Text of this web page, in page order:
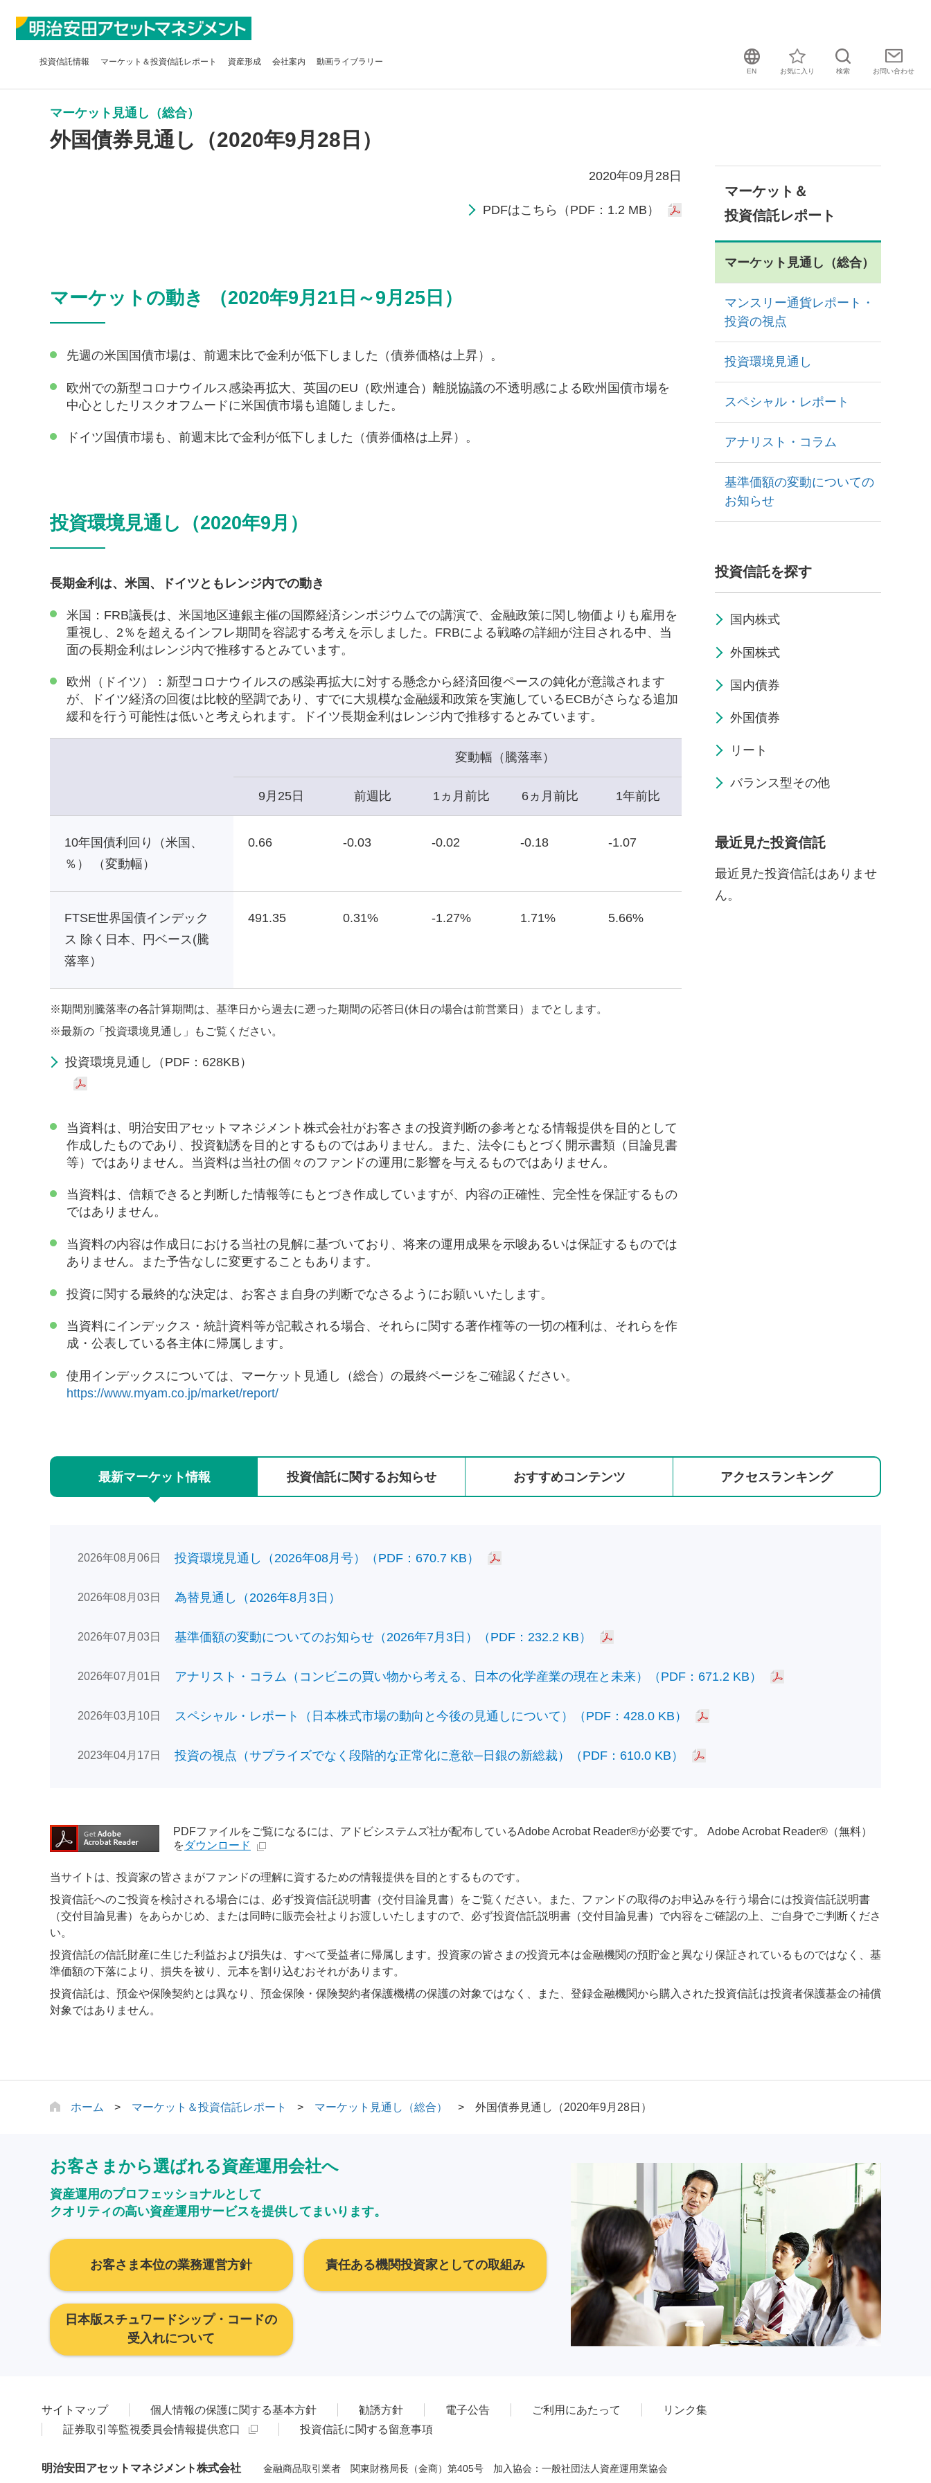
投資信託情報 マーケット＆投資信託レポート 資産形成 会社案内 動画ライブラリー
EN お気に入り 検索 お問い合わせ
マーケット見通し（総合）
外国債券見通し（2020年9月28日）
2020年09月28日
PDFはこちら（PDF：1.2 MB）
マーケットの動き （2020年9月21日～9月25日）
先週の米国国債市場は、前週末比で金利が低下しました（債券価格は上昇）。
欧州での新型コロナウイルス感染再拡大、英国のEU（欧州連合）離脱協議の不透明感による欧州国債市場を
中心としたリスクオフムードに米国債市場も追随しました。
ドイツ国債市場も、前週末比で金利が低下しました（債券価格は上昇）。
投資環境見通し（2020年9月）
長期金利は、米国、ドイツともレンジ内での動き
米国：FRB議長は、米国地区連銀主催の国際経済シンポジウムでの講演で、金融政策に関し物価よりも雇用を
重視し、2％を超えるインフレ期間を容認する考えを示しました。FRBによる戦略の詳細が注目される中、当
面の長期金利はレンジ内で推移するとみています。
欧州（ドイツ）：新型コロナウイルスの感染再拡大に対する懸念から経済回復ペースの鈍化が意識されます
が、ドイツ経済の回復は比較的堅調であり、すでに大規模な金融緩和政策を実施しているECBがさらなる追加
緩和を行う可能性は低いと考えられます。ドイツ長期金利はレンジ内で推移するとみています。
変動幅（騰落率）
9月25日 前週比 1ヵ月前比 6ヵ月前比 1年前比
10年国債利回り（米国、
％） （変動幅）
0.66 -0.03 -0.02 -0.18 -1.07
FTSE世界国債インデック
ス 除く日本、円ベース(騰
落率）
491.35 0.31% -1.27% 1.71% 5.66%
※期間別騰落率の各計算期間は、基準日から過去に遡った期間の応答日(休日の場合は前営業日）までとします。
※最新の「投資環境見通し」もご覧ください。
投資環境見通し（PDF：628KB）
当資料は、明治安田アセットマネジメント株式会社がお客さまの投資判断の参考となる情報提供を目的として
作成したものであり、投資勧誘を目的とするものではありません。また、法令にもとづく開示書類（目論見書
等）ではありません。当資料は当社の個々のファンドの運用に影響を与えるものではありません。
当資料は、信頼できると判断した情報等にもとづき作成していますが、内容の正確性、完全性を保証するもの
ではありません。
当資料の内容は作成日における当社の見解に基づいており、将来の運用成果を示唆あるいは保証するものでは
ありません。また予告なしに変更することもあります。
投資に関する最終的な決定は、お客さま自身の判断でなさるようにお願いいたします。
当資料にインデックス・統計資料等が記載される場合、それらに関する著作権等の一切の権利は、それらを作
成・公表している各主体に帰属します。
使用インデックスについては、マーケット見通し（総合）の最終ページをご確認ください。
https://www.myam.co.jp/market/report/
マーケット＆
投資信託レポート
マーケット見通し（総合）
マンスリー通貨レポート・
投資の視点
投資環境見通し
スペシャル・レポート
アナリスト・コラム
基準価額の変動についての
お知らせ
投資信託を探す
国内株式
外国株式
国内債券
外国債券
リート
バランス型その他
最近見た投資信託
最近見た投資信託はありませ
ん。
最新マーケット情報 投資信託に関するお知らせ おすすめコンテンツ アクセスランキング
2026年08月06日 投資環境見通し（2026年08月号）（PDF：670.7 KB）
2026年08月03日 為替見通し（2026年8月3日）
2026年07月03日 基準価額の変動についてのお知らせ（2026年7月3日）（PDF：232.2 KB）
2026年07月01日 アナリスト・コラム（コンビニの買い物から考える、日本の化学産業の現在と未来）（PDF：671.2 KB）
2026年03月10日 スペシャル・レポート（日本株式市場の動向と今後の見通しについて）（PDF：428.0 KB）
2023年04月17日 投資の視点（サプライズでなく段階的な正常化に意欲─日銀の新総裁）（PDF：610.0 KB）
PDFファイルをご覧になるには、アドビシステムズ社が配布しているAdobe Acrobat Reader®が必要です。 Adobe Acrobat Reader®（無料）
をダウンロード
当サイトは、投資家の皆さまがファンドの理解に資するための情報提供を目的とするものです。
投資信託へのご投資を検討される場合には、必ず投資信託説明書（交付目論見書）をご覧ください。また、ファンドの取得のお申込みを行う場合には投資信託説明書
（交付目論見書）をあらかじめ、または同時に販売会社よりお渡しいたしますので、必ず投資信託説明書（交付目論見書）で内容をご確認の上、ご自身でご判断くださ
い。
投資信託の信託財産に生じた利益および損失は、すべて受益者に帰属します。投資家の皆さまの投資元本は金融機関の預貯金と異なり保証されているものではなく、基
準価額の下落により、損失を被り、元本を割り込むおそれがあります。
投資信託は、預金や保険契約とは異なり、預金保険・保険契約者保護機構の保護の対象ではなく、また、登録金融機関から購入された投資信託は投資者保護基金の補償
対象ではありません。
ホーム マーケット＆投資信託レポート マーケット見通し（総合） 外国債券見通し（2020年9月28日）
お客さまから選ばれる資産運用会社へ
資産運用のプロフェッショナルとして
クオリティの高い資産運用サービスを提供してまいります。
お客さま本位の業務運営方針 責任ある機関投資家としての取組み
日本版スチュワードシップ・コードの
受入れについて
サイトマップ 個人情報の保護に関する基本方針 勧誘方針 電子公告 ご利用にあたって
リンク集
証券取引等監視委員会情報提供窓口
投資信託に関する留意事項
明治安田アセットマネジメント株式会社 金融商品取引業者 関東財務局長（金商）第405号 加入協会：一般社団法人資産運用業協会